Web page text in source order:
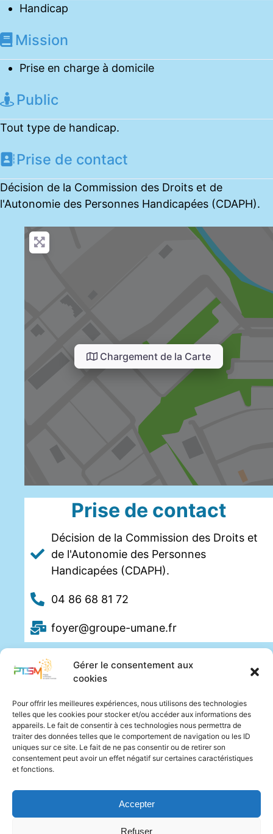
Gérer le consentement aux
cookies
Pour offrir les meilleures expériences, nous utilisons des technologies
telles que les cookies pour stocker et/ou accéder aux informations des
appareils. Le fait de consentir à ces technologies nous permettra de
traiter des données telles que le comportement de navigation ou les ID
uniques sur ce site. Le fait de ne pas consentir ou de retirer son
consentement peut avoir un effet négatif sur certaines caractéristiques
et fonctions.
Accepter
Refuser
Handicap
Mission
Prise en charge à domicile
Public
Tout type de handicap.
Prise de contact
Décision de la Commission des Droits et de
l'Autonomie des Personnes Handicapées (CDAPH).
Chargement de la Carte
Prise de contact
Décision de la Commission des Droits et
de l'Autonomie des Personnes
Handicapées (CDAPH).
04 86 68 81 72
foyer@groupe-umane.fr